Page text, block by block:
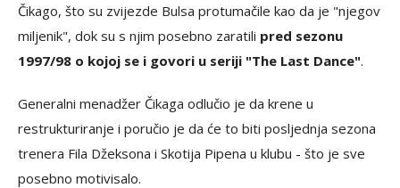
Čikago, što su zvijezde Bulsa protumačile kao da je "njegov
miljenik", dok su s njim posebno zaratili pred sezonu
1997/98 o kojoj se i govori u seriji "The Last Dance".
Generalni menadžer Čikaga odlučio je da krene u
restrukturiranje i poručio je da će to biti posljednja sezona
trenera Fila Džeksona i Skotija Pipena u klubu - što je sve
posebno motivisalo.